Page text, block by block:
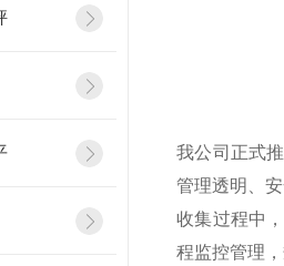
我公司正式
管理透明、
收集过程中
程监控管理